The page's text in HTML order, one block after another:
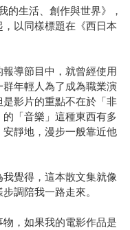
生活、創作與世界》，
以同樣標題在《西日本
導節目中，就曾經使用
年輕人為了成為職業演
影片的重點不在於「非
「音樂」這種東西有多
靜地，漫步一般靠近他
覺得，這本散文集就像
調陪我一路走來。
，如果我的電影作品是